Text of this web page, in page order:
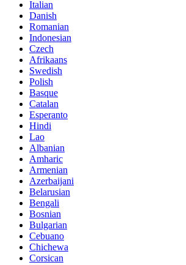
Italian
Danish
Romanian
Indonesian
Czech
Afrikaans
Swedish
Polish
Basque
Catalan
Esperanto
Hindi
Lao
Albanian
Amharic
Armenian
Azerbaijani
Belarusian
Bengali
Bosnian
Bulgarian
Cebuano
Chichewa
Corsican